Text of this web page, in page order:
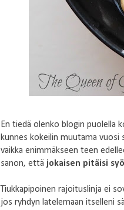
En tiedä olenko blogin puolella
kunnes kokeilin muutama vuosi
vaikka enimmäkseen teen
sanon, että jokaisen pitäisi
Tiukkapipoinen rajoituslinja ei
jos ryhdyn latelemaan itselleni